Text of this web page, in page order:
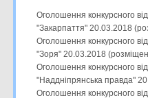
Оголошення конкурсного
"Закарпаття" 20.03.2018
Оголошення конкурсного
"Зоря" 20.03.2018
Оголошення конкурсного
"Наддніпрянська правда"
Оголошення конкурсного